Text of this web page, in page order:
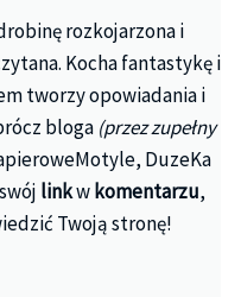
rozkojarzona i
Kocha fantastykę i
tworzy opowiadania i
bloga (przez zupełny
DuzeKa
linkwkomentarzu,
Twoją stronę!